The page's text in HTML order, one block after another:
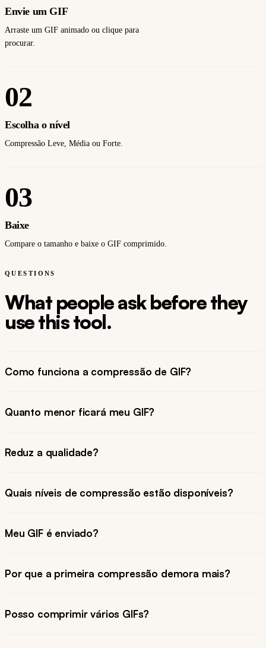
Envie um GIF
Arraste um GIF animado ou clique para
procurar.
02
Escolha o nível
Compressão Leve, Média ou Forte.
03
Baixe
Compare o tamanho e baixe o GIF comprimido.
QUESTIONS
What people ask before they
use this tool.
Como funciona a compressão de GIF?
Quanto menor ficará meu GIF?
Reduz a qualidade?
Quais níveis de compressão estão disponíveis?
Meu GIF é enviado?
Por que a primeira compressão demora mais?
Posso comprimir vários GIFs?